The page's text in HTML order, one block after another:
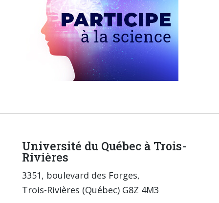
Université du Québec à Trois-
Rivières
3351, boulevard des Forges,
Trois-Rivières (Québec) G8Z 4M3